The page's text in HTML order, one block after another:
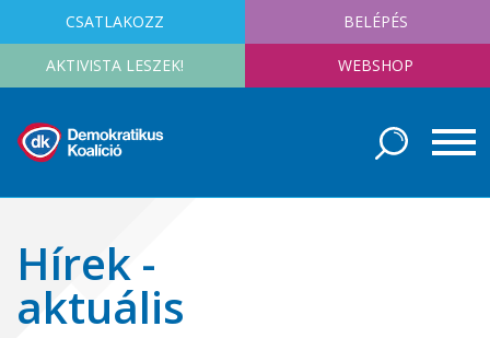
CSATLAKOZZ BELÉPÉS
AKTIVISTA LESZEK! WEBSHOP
Hírek -
aktuális